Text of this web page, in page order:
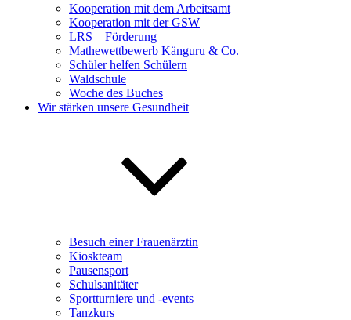
Kooperation mit dem Arbeitsamt
Kooperation mit der GSW
LRS – Förderung
Mathewettbewerb Känguru & Co.
Schüler helfen Schülern
Waldschule
Woche des Buches
Wir stärken unsere Gesundheit
Besuch einer Frauenärztin
Kioskteam
Pausensport
Schulsanitäter
Sportturniere und -events
Tanzkurs